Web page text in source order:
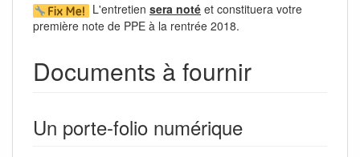
L'entretien sera notéet constituera votre
première note de PPE à la rentrée 2018.
Documents à fournir
Un porte-folio numérique